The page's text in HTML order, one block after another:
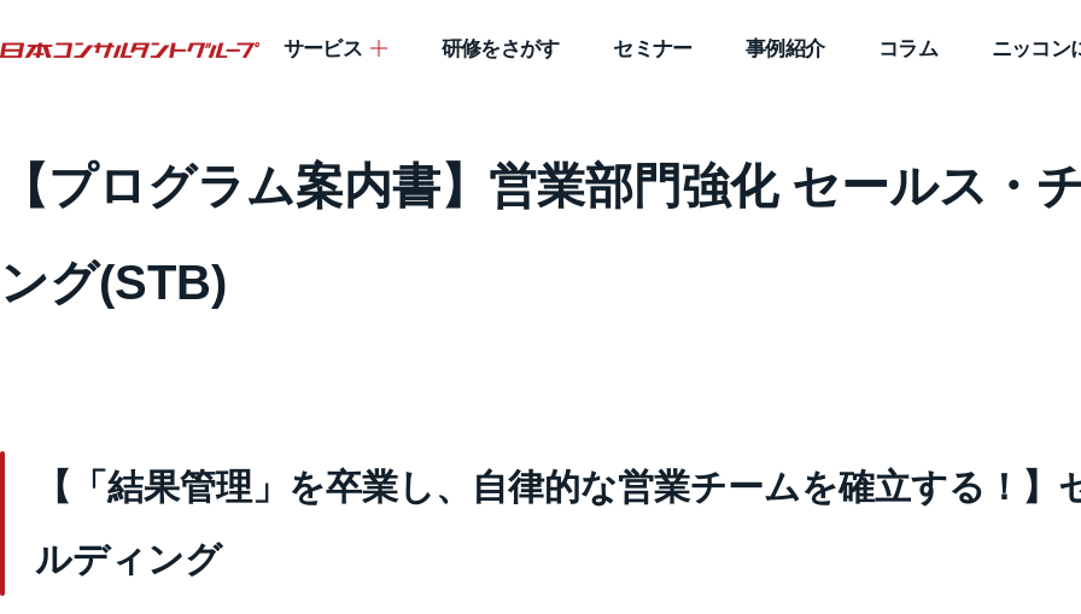
サービス 研修をさがす セミナー 事例紹介 コラム ニッコン
【プログラム案内書】営業部門強化 セールス・
ング(STB)
【「結果管理」を卒業し、自律的な営業チームを確立する ！】
ルディング